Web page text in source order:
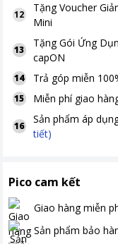
12
TặngVoucher
Mini
13
Tặng Gói Ứng
capON
14 Trả góp miễn
15 Miễn phí giao
16
Sản phẩm áp
tiết)
Pico cam kết
Giao hàng miễn
Sản phẩm bảo